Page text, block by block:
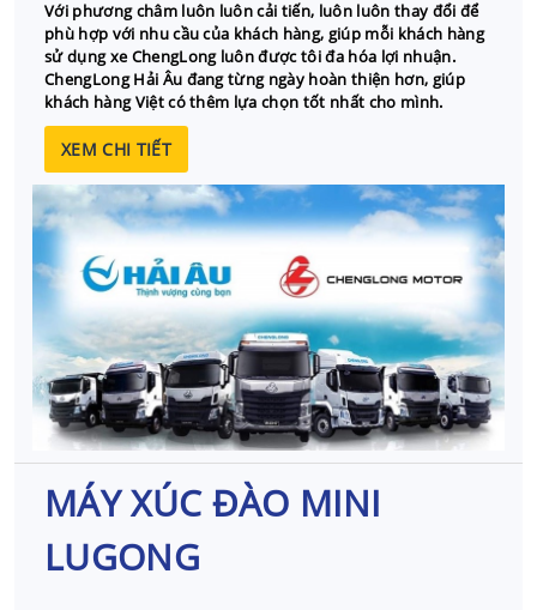
Với phương châm luôn luôn cải tiến, luôn luôn thay đổi để
phù hợp với nhu cầu của khách hàng, giúp mỗi khách hàng
sử dụng xe ChengLong luôn được tôi đa hóa lợi nhuận.
ChengLong Hải Âu đang từng ngày hoàn thiện hơn, giúp
khách hàng Việt có thêm lựa chọn tốt nhất cho mình.
XEM CHI TIẾT
MÁY XÚC ĐÀO MINI
LUGONG